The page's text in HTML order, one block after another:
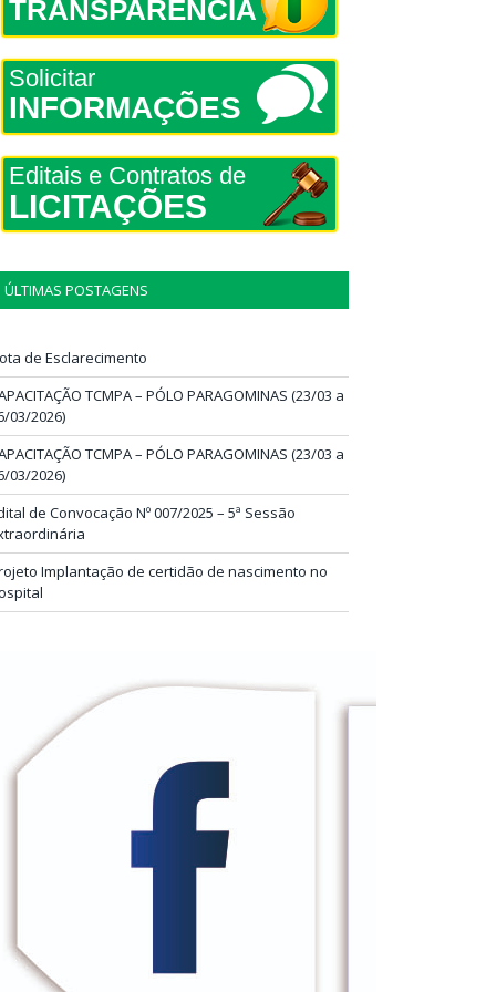
TRANSPARÊNCIA
Solicitar
INFORMAÇÕES
Editais e Contratos de
LICITAÇÕES
ÚLTIMAS POSTAGENS
de Esclarecimento
TCMPA – PÓLO PARAGOMINAS (23/03 a
03/2026)
TCMPA – PÓLO PARAGOMINAS (23/03 a
03/2026)
de Convocação Nº 007/2025 – 5ª Sessão
Implantação de certidão de nascimento no